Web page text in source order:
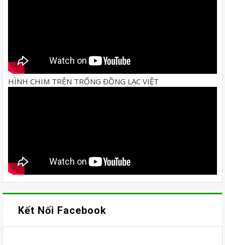
HÌNH CHIM TRÊN TRỐNG ĐỒNG LẠC VIỆT
Kết Nối Facebook